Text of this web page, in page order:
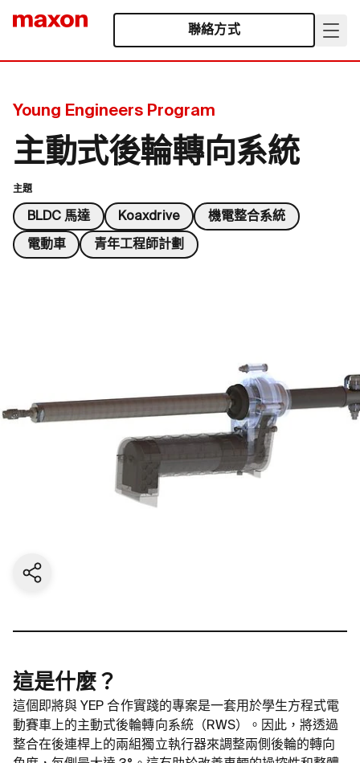
聯絡方式
Young Engineers Program
主動式後輪轉向系統
主題
BLDC 馬達 Koaxdrive 機電整合系統
電動車 青年工程師計劃
Share current page
這是什麼？
這個即將與 YEP 合作實踐的專案是一套用於學生方程式電
動賽車上的主動式後輪轉向系統（RWS）。因此，將透過
整合在後連桿上的兩組獨立執行器來調整兩側後輪的轉向